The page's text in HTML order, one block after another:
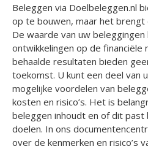
Beleggen via Doelbeleggen.nl
op te bouwen, maar het brengt
De waarde van uw
ontwikkelingen op de financiële
behaalde resultaten bieden
toekomst. U kunt een deel van
mogelijke voordelen van
kosten en risico’s. Het is
beleggen inhoudt en of dit past
doelen. In ons
over de kenmerken en risico’s